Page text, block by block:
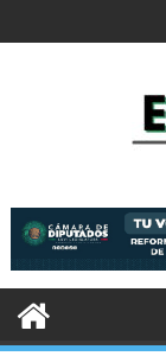
al